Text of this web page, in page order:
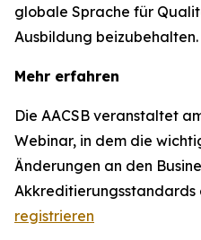
globale Sprache für
Ausbildung beizubehalten.
Mehr erfahren
Die AACSB veranstaltet
Webinar, in dem die
Änderungen an den
registrieren